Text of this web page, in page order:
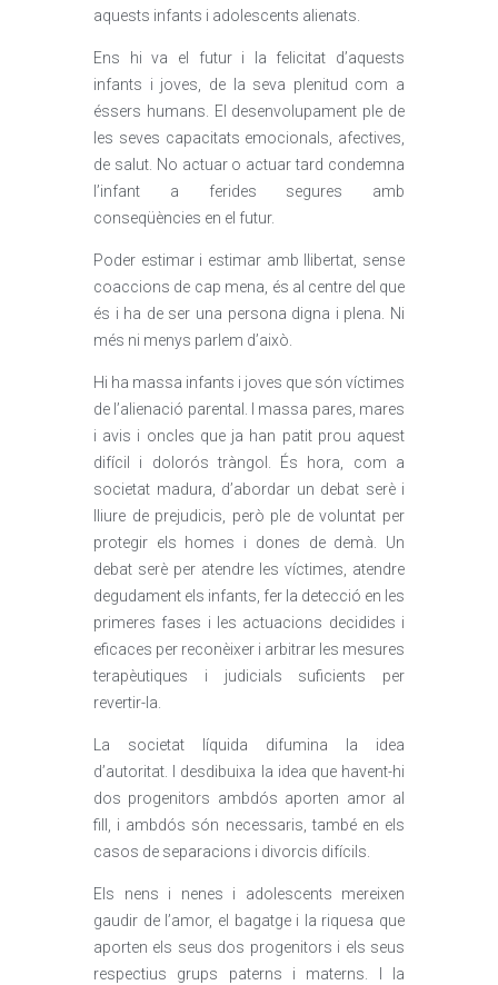
aquests infants i adolescents alienats.
Ens hi va el futur i la felicitat d’aquests
infants i joves, de la seva plenitud com a
éssers humans. El desenvolupament ple de
les seves capacitats emocionals, afectives,
de salut. No actuar o actuar tard condemna
l’infant a ferides segures amb
conseqüències en el futur.
Poder estimar i estimar amb llibertat, sense
coaccions de cap mena, és al centre del que
és i ha de ser una persona digna i plena. Ni
més ni menys parlem d’això.
Hi ha massa infants i joves que són víctimes
de l’alienació parental. I massa pares, mares
i avis i oncles que ja han patit prou aquest
difícil i dolorós tràngol. És hora, com a
societat madura, d’abordar un debat serè i
lliure de prejudicis, però ple de voluntat per
protegir els homes i dones de demà. Un
debat serè per atendre les víctimes, atendre
degudament els infants, fer la detecció en les
primeres fases i les actuacions decidides i
eficaces per reconèixer i arbitrar les mesures
terapèutiques i judicials suficients per
revertir-la.
La societat líquida difumina la idea
d’autoritat. I desdibuixa la idea que havent-hi
dos progenitors ambdós aporten amor al
fill, i ambdós són necessaris, també en els
casos de separacions i divorcis difícils.
Els nens i nenes i adolescents mereixen
gaudir de l’amor, el bagatge i la riquesa que
aporten els seus dos progenitors i els seus
respectius grups paterns i materns. I la